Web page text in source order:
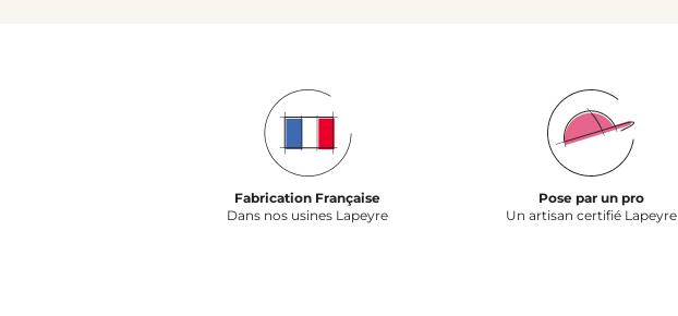
Fabrication Française
Dans nos usines Lapeyre
Pose par un pro
Un artisan certifié Lapeyre